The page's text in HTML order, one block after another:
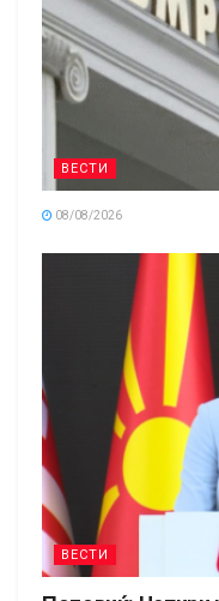
ВЕСТИ
08/08/2026
ВЕСТИ